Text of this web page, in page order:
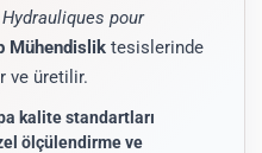
pour
Mühendislik tesislerinde
ve üretilir.
kalite standartları
ölçülendirme ve